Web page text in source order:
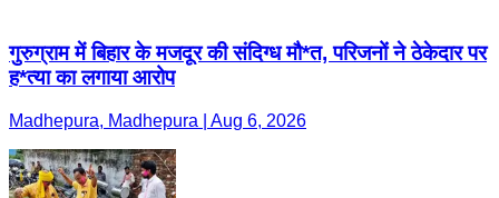
गुरुग्राम में बिहार के मजदूर की संदिग्ध मौ*त, परिजनों ने ठेकेदार पर
ह*त्या का लगाया आरोप
Madhepura, Madhepura | Aug 6, 2026